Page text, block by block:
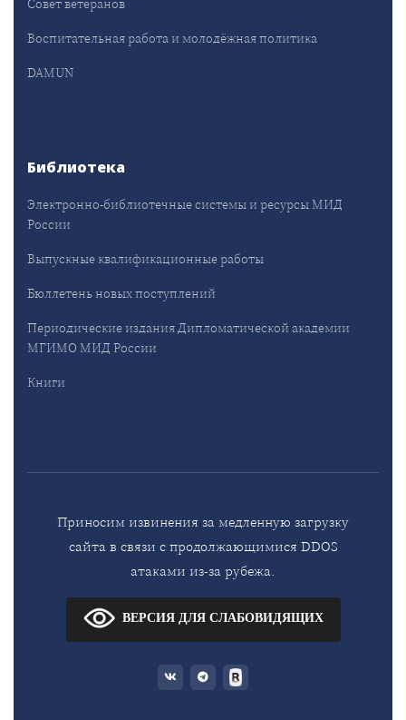
Воспитательная работа и молодёжная политика
DAMUN
Библиотека
Электронно-библиотечные системы и ресурсы МИД
России
Выпускные квалификационные работы
Бюллетень новых поступлений
Периодические издания Дипломатической академии
МГИМО МИД России
Книги
Приносим извинения за медленную загрузку
сайта в связи с продолжающимися DDOS
атаками из-за рубежа.
ВЕРСИЯ ДЛЯ СЛАБОВИДЯЩИХ